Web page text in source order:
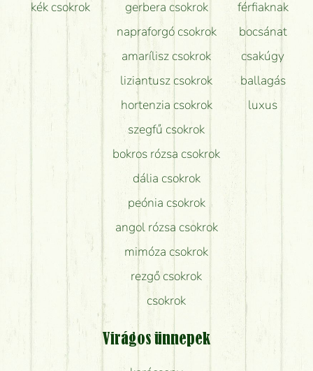
kék csokrok
gerbera csokrok
napraforgó csokrok
amarílisz csokrok
liziantusz csokrok
hortenzia csokrok
szegfű csokrok
bokros rózsa csokrok
dália csokrok
peónia csokrok
angol rózsa csokrok
mimóza csokrok
rezgő csokrok
csokrok
férfiaknak
bocsánat
csakúgy
ballagás
luxus
Virágos ünnepek